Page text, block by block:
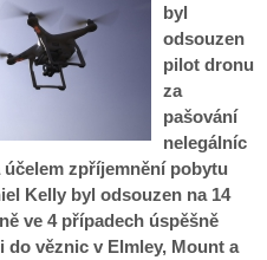
byl
odsouzen
pilot dronu
za
pašování
nelegálníc
zpříjemnění pobytu
Kelly byl odsouzen na 14
ve 4 případech úspěšně
věznic v Elmley, Mount a